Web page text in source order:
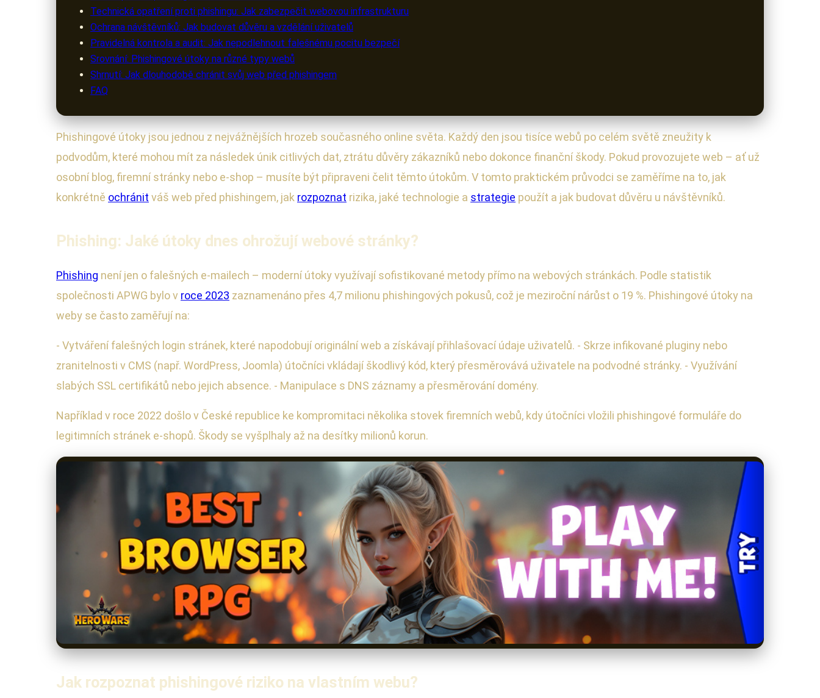
Technická opatření proti phishingu: Jak zabezpečit webovou infrastrukturu
Ochrana návštěvníků: Jak budovat důvěru a vzdělání uživatelů
Pravidelná kontrola a audit: Jak nepodlehnout falešnému pocitu bezpečí
Srovnání: Phishingové útoky na různé typy webů
Shrnutí: Jak dlouhodobě chránit svůj web před phishingem
FAQ
Phishingové útoky jsou jednou z nejvážnějších hrozeb současného online světa. Každý den jsou tisíce webů po celém světě zneužity k
podvodům, které mohou mít za následek únik citlivých dat, ztrátu důvěry zákazníků nebo dokonce finanční škody. Pokud provozujete web – ať už
osobní blog, firemní stránky nebo e-shop – musíte být připraveni čelit těmto útokům. V tomto praktickém průvodci se zaměříme na to, jak
konkrétně ochránit váš web před phishingem, jak rozpoznat rizika, jaké technologie a strategie použít a jak budovat důvěru u návštěvníků.
Phishing: Jaké útoky dnes ohrožují webové stránky?
Phishing není jen o falešných e-mailech – moderní útoky využívají sofistikované metody přímo na webových stránkách. Podle statistik
společnosti APWG bylo v roce 2023 zaznamenáno přes 4,7 milionu phishingových pokusů, což je meziroční nárůst o 19 %. Phishingové útoky na
weby se často zaměřují na:
- Vytváření falešných login stránek, které napodobují originální web a získávají přihlašovací údaje uživatelů. - Skrze infikované pluginy nebo
zranitelnosti v CMS (např. WordPress, Joomla) útočníci vkládají škodlivý kód, který přesměrovává uživatele na podvodné stránky. - Využívání
slabých SSL certifikátů nebo jejich absence. - Manipulace s DNS záznamy a přesměrování domény.
Například v roce 2022 došlo v České republice ke kompromitaci několika stovek firemních webů, kdy útočníci vložili phishingové formuláře do
legitimních stránek e-shopů. Škody se vyšplhaly až na desítky milionů korun.
Jak rozpoznat phishingové riziko na vlastním webu?